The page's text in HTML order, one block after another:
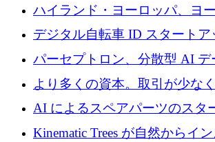
門知識によるバイオ医薬品の
ハイランド・ヨーロッパ、ヨ
規模拡大を支援するために11
ンドVIを閉鎖
デジタル自転車 ID スタートア
TÖNNJES への投資を確保
パーセプトロン、分散型 AI デ
ークの構築に 650 万ドルを調達
より多くの資本。取引が少な
2026 年上半期がヨーロッパの
ついて語ること
AI によるスペアパーツのスタ
Intropy が 1,100 万ドルを調達
Kinematic Trees が自然からイ